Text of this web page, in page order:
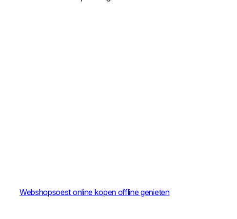
Webshopsoest online kopen offline genieten